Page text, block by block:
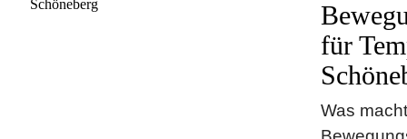
für
Was